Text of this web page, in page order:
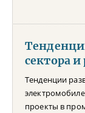
сектора
Тенденции
проекты в